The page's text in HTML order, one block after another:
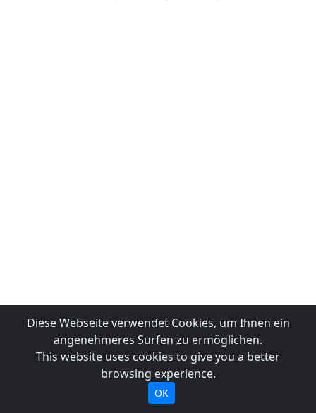
Diese Webseite verwendet Cookies, um Ihnen ein
angenehmeres Surfen zu ermöglichen.
This website uses cookies to give you a better
browsing experience.
OK